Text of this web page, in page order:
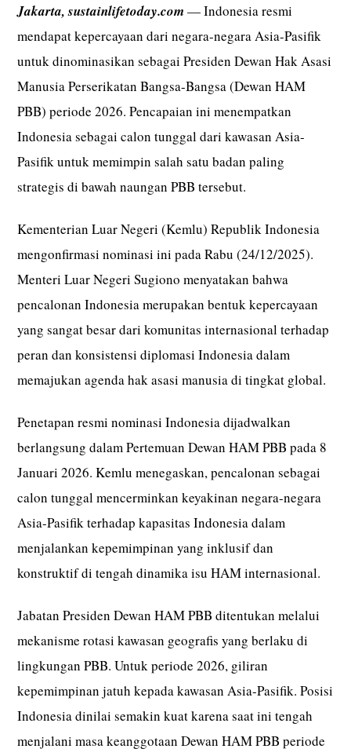
Jakarta,sustainlifetoday.com— Indonesia resmi
mendapat kepercayaan dari negara-negara Asia-Pasifik
untuk dinominasikan sebagai Presiden Dewan Hak Asasi
Manusia Perserikatan Bangsa-Bangsa (Dewan HAM
PBB) periode 2026. Pencapaian ini menempatkan
Indonesia sebagai calon tunggal dari kawasan Asia-
Pasifik untuk memimpin salah satu badan paling
strategis di bawah naungan PBB tersebut.
Kementerian Luar Negeri (Kemlu) Republik Indonesia
mengonfirmasi nominasi ini pada Rabu (24/12/2025).
Menteri Luar Negeri Sugiono menyatakan bahwa
pencalonan Indonesia merupakan bentuk kepercayaan
yang sangat besar dari komunitas internasional terhadap
peran dan konsistensi diplomasi Indonesia dalam
memajukan agenda hak asasi manusia di tingkat global.
Penetapan resmi nominasi Indonesia dijadwalkan
berlangsung dalam Pertemuan Dewan HAM PBB pada 8
Januari 2026. Kemlu menegaskan, pencalonan sebagai
calon tunggal mencerminkan keyakinan negara-negara
Asia-Pasifik terhadap kapasitas Indonesia dalam
menjalankan kepemimpinan yang inklusif dan
konstruktif di tengah dinamika isu HAM internasional.
Jabatan Presiden Dewan HAM PBB ditentukan melalui
mekanisme rotasi kawasan geografis yang berlaku di
lingkungan PBB. Untuk periode 2026, giliran
kepemimpinan jatuh kepada kawasan Asia-Pasifik. Posisi
Indonesia dinilai semakin kuat karena saat ini tengah
menjalani masa keanggotaan Dewan HAM PBB periode